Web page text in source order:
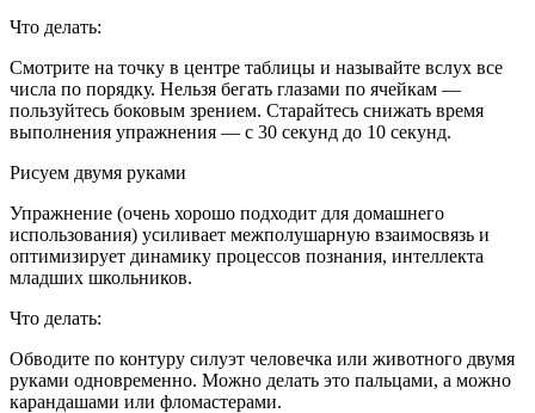
Что делать:
Смотрите на точку в центре таблицы и называйте вслух все
числа по порядку. Нельзя бегать глазами по ячейкам —
пользуйтесь боковым зрением. Старайтесь снижать время
выполнения упражнения — с 30 секунд до 10 секунд.
Рисуем двумя руками
Упражнение (очень хорошо подходит для домашнего
использования) усиливает межполушарную взаимосвязь и
оптимизирует динамику процессов познания, интеллекта
младших школьников.
Что делать:
Обводите по контуру силуэт человечка или животного двумя
руками одновременно. Можно делать это пальцами, а можно
карандашами или фломастерами.